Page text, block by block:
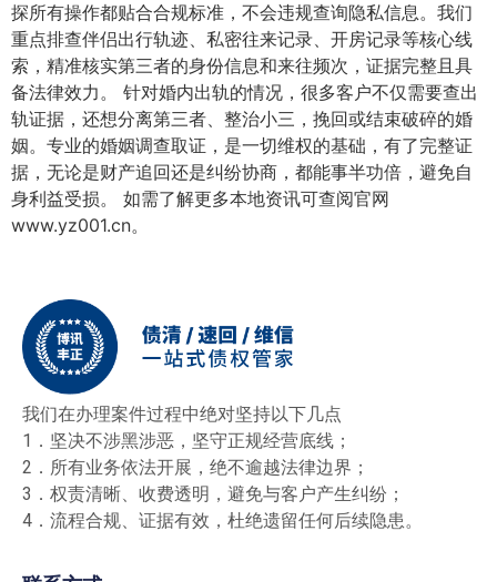
探所有操作都贴合合规标准，不会违规查询隐私信息。我们
重点排查伴侣出行轨迹、私密往来记录、开房记录等核心线
索，精准核实第三者的身份信息和来往频次，证据完整且具
备法律效力。 针对婚内出轨的情况，很多客户不仅需要查出
轨证据，还想分离第三者、整治小三，挽回或结束破碎的婚
姻。专业的婚姻调查取证，是一切维权的基础，有了完整证
据，无论是财产追回还是纠纷协商，都能事半功倍，避免自
身利益受损。 如需了解更多本地资讯可查阅官网
www.yz001.cn。
我们在办理案件过程中绝对坚持以下几点
1．坚决不涉黑涉恶，坚守正规经营底线；
2．所有业务依法开展，绝不逾越法律边界；
3．权责清晰、收费透明，避免与客户产生纠纷；
4．流程合规、证据有效，杜绝遗留任何后续隐患。